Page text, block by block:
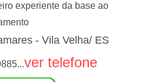
experiente da base ao
- Vila Velha/ ES
ver telefone